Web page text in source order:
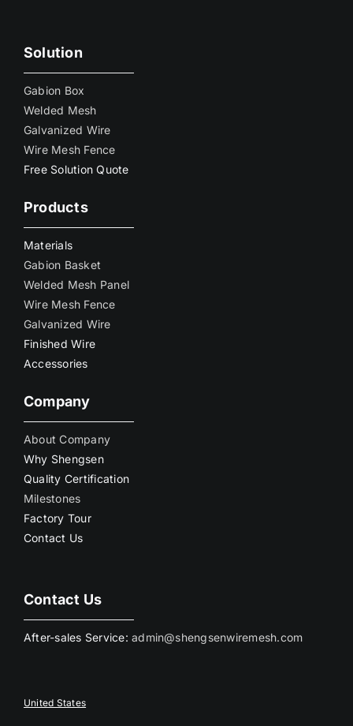
Solution
Gabion Box
Welded Mesh
Galvanized Wire
Wire Mesh Fence
Free Solution Quote
Products
Materials
Gabion Basket
Welded Mesh Panel
Wire Mesh Fence
Galvanized Wire
Finished Wire
Accessories
Company
About Company
Why Shengsen
Quality Certification
Milestones
Factory Tour
Contact Us
Contact Us
After-sales Service:admin@shengsenwiremesh.com
United States